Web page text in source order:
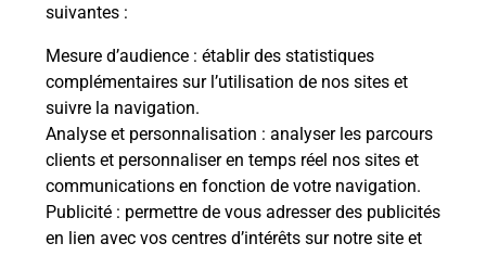
suivantes :
Mesure d’audience : établir des statistiques
complémentaires sur l’utilisation de nos sites et
suivre la navigation.
Analyse et personnalisation : analyser les parcours
clients et personnaliser en temps réel nos sites et
communications en fonction de votre navigation.
Publicité : permettre de vous adresser des publicités
en lien avec vos centres d’intérêts sur notre site et
Collecte du courrier aujourd'hui à 09h00
2 Rue Notre Dame
52300 Blecourt
Itinéraire
Le lien s'ouvre dans un nouvel onglet